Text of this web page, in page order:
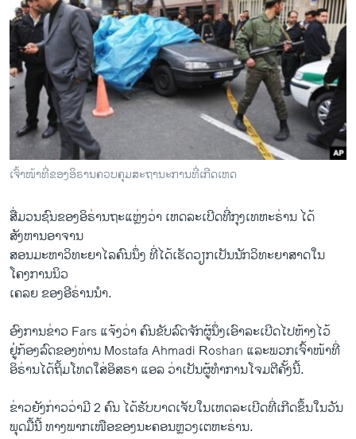
ອິດສະຫຼະພາບດ້ານການຂ່າວ
ຊີວິດຊາວລາວ
ຊຸມຊົນຊາວລາວ
ວິທະຍາສາດ-ເທັກໂນໂລຈີ
ທຸລະກິດ
ພາສາອັງກິດ
ສຽງ
ລາຍການກະຈາຍສຽງ
ລາຍງານ
ຕິດຕາມພວກເຮົາ ທີ່
ພາສາຕ່າງໆ
ເຈາໜາທຂອງອິຣານຄວບຄຸມສະຖານະການທເກີດເຫດ
ສ​ມວນ​ຊົນ​ຂອງ​ອິຣ່ານຖະ​ແງວາ ​ເຫດລະເບີດທີ່​ກຸງ​ເທຫະຣ່ານ ​ໄດ​
ສັງຫານ​ອາຈານ​
ສອນ​ມະຫາ​ວິທະຍາ​ໄລຄົນ​ນຶ່ງ ​ທີ່​ໄດ້ເຮັດ​ວຽກ​ເປັນ​ນັກວິທະຍາສາດ​ໃນ​
ໂຄງການ​ນິວ
ເຄລຍ ຂອງ​ອີຣ່ານນຳ.
ອົງການຂາວ Fars ​ແຈ້ງວາ ​ຄົນ​ຂັບ​ລົດຈັກຜູ້​ນຶ່ງ​ເອົາລະ​ເບີດ​ໄປຫ້າງ​ໄວ້​
ຢູ່ກອງ​ລົດ​ຂອງ​ທານ Mostafa Ahmadi Roshan ​ແລະ​ພວ​ກ​ເຈົ້າ​ໜ້າ​ທີ່​
ອິຣ່ານ​ໄດ້​ຖິ້ມ​ໂທດ​ໃສ່​ອິສຣາ ແອ​ລ ວ່າ​ເປັນ​ຜູ້​ທໍາ​ການ​ໂຈມ​ຕີ​ຄັ້ງ​ນີ້.
ຂ່າວຍັງ​ກາວ​ວາມີ 2 ຄົນ ​ໄດ​ຮັບ​ບາດ​ເຈັບໃນ​ເຫດລະ​ເບີດ​ທີ່​ເກີດ​ຂຶ້ນ​ໃນວັນ​
ພຸດ​ມ​ນ ​ທາງ​ພາກເໜືອ​ຂອງ​ນະຄອນວງ​ເຕຫະຣ່ານ.